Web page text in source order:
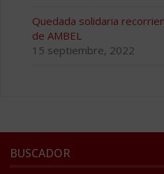
Quedada solidaria
de AMBEL
15 septiembre, 2022
BUSCADOR